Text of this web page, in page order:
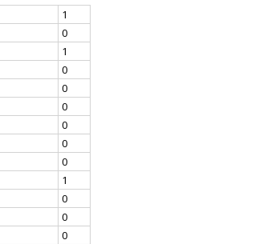
1
0
1
0
0
0
0
0
0
1
0
0
0